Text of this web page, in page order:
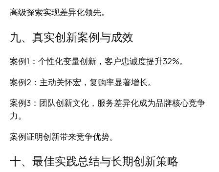
高级探索实现差异化领先。
九、真实创新案例与成效
案例1：个性化变量创新，客户忠诚度提升32%。
案例2：主动关怀宏，复购率显著增长。
案例3：团队创新文化，服务差异化成为品牌核心竞争
力。
案例证明创新带来竞争优势。
十、最佳实践总结与长期创新策略